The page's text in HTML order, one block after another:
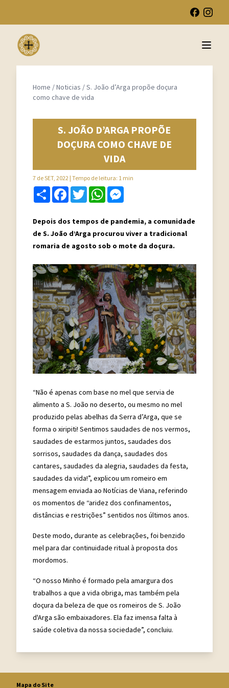
Open
Home /Noticias /S. João d’Arga propõe doçura
como chave de vida
S. JOÃO D’ARGA PROPÕE
DOÇURA COMO CHAVE DE
VIDA
7 de SET, 2022 | Tempo de leitura: 1 min
Share FacebookTwitterWhatsApp
Depois dos tempos de pandemia, a comunidade
de S. João d’Arga procurou viver a tradicional
romaria de agosto sob o mote da doçura.
“Não é apenas com base no mel que servia de
alimento a S. João no deserto, ou mesmo no mel
produzido pelas abelhas da Serra d’Arga, que se
forma o xiripiti! Sentimos saudades de nos vermos,
saudades de estarmos juntos, saudades dos
sorrisos, saudades da dança, saudades dos
cantares, saudades da alegria, saudades da festa,
saudades da vida!”, explicou um romeiro em
mensagem enviada ao Notícias de Viana, referindo
os momentos de “aridez dos confinamentos,
distâncias e restrições” sentidos nos últimos anos.
Deste modo, durante as celebrações, foi benzido
mel para dar continuidade ritual à proposta dos
mordomos.
“O nosso Minho é formado pela amargura dos
trabalhos a que a vida obriga, mas também pela
doçura da beleza de que os romeiros de S. João
d'Arga são embaixadores. Ela faz imensa falta à
saúde coletiva da nossa sociedade”, concluiu.
Mapa do Site